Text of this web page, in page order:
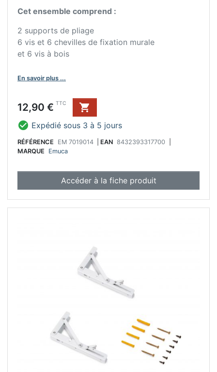
Cet ensemble comprend :
2 supports de pliage
6 vis et 6 chevilles de fixation murale
et 6 vis à bois
En savoir plus ...
Prix
12,90 € TTC

 Expédié sous 3 à 5 jours
RÉFÉRENCE EM 7019014 EAN 8432393317700
MARQUE
Emuca
Accéder à la fiche produit